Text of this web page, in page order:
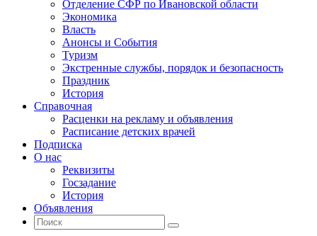
Отделение СФР по Ивановской области
Экономика
Власть
Анонсы и События
Туризм
Экстренные службы, порядок и безопасность
Праздник
История
Справочная
Расценки на рекламу и объявления
Расписание детских врачей
Подписка
О нас
Реквизиты
Госзадание
История
Объявления
Поиск
Искать:
Поиск